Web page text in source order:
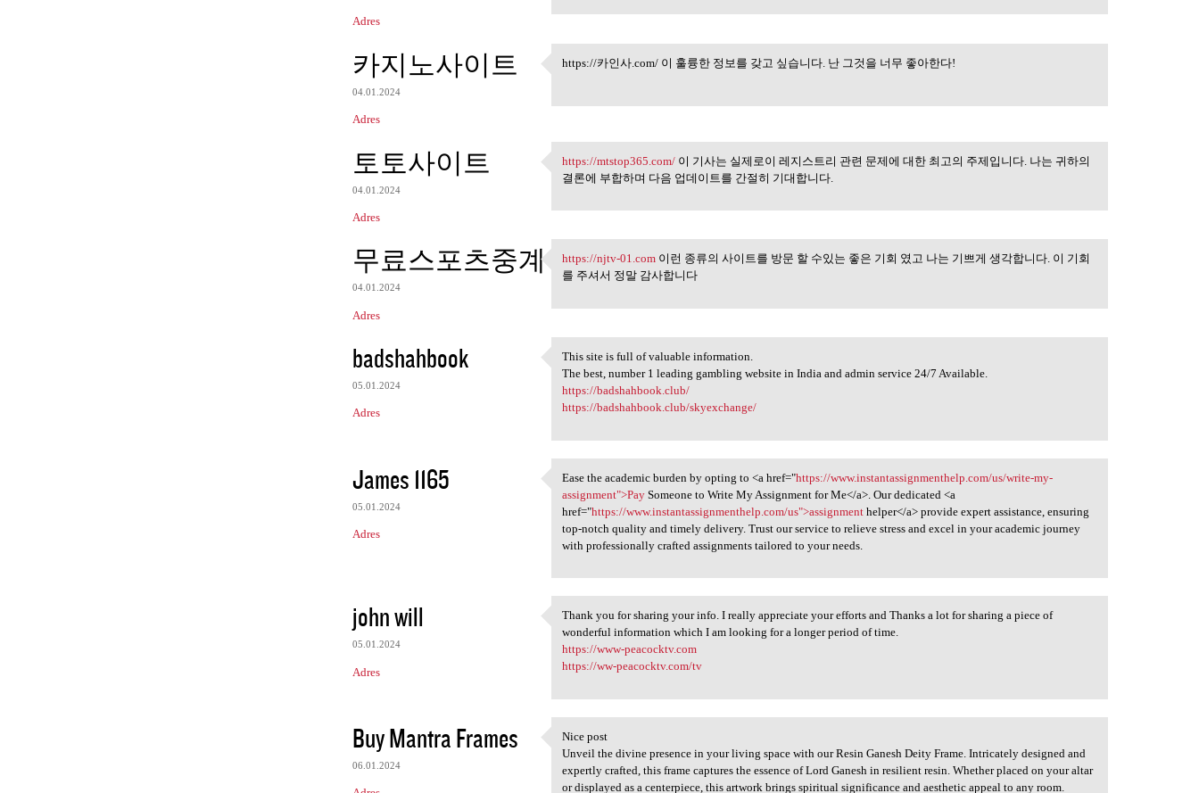
Adres
카지노사이트
04.01.2024
Adres
https://카인사.com/ 이 훌륭한 정보를 갖고
https://카인사.com/ 이 훌륭한 정보를 갖고 싶습니다. 난 그것을 너무 좋아한다!
토토사이트
04.01.2024
Adres
https://mtstop365.com/ 이 기사는
https://mtstop365.com/ 이 기사는 실제로이 레지스트리 관련 문제에 대한 최고의 주제입니다. 나는 귀하의
결론에 부합하며 다음 업데이트를 간절히 기대합니다.
무료스포츠중계
04.01.2024
Adres
https://njtv-01.com 이런 종류의
https://njtv-01.com 이런 종류의 사이트를 방문 할 수있는 좋은 기회 였고 나는 기쁘게 생각합니다. 이 기회
를 주셔서 정말 감사합니다
badshahbook
05.01.2024
Adres
This site is full of valuable
This site is full of valuable information.
The best, number 1 leading gambling website in India and admin service 24/7 Available.
https://badshahbook.club/
https://badshahbook.club/skyexchange/
James 1165
05.01.2024
Adres
Ease the academic burden by
Ease the academic burden by opting to <a href="https://www.instantassignmenthelp.com/us/write-my-
assignment">Pay Someone to Write My Assignment for Me</a>. Our dedicated <a
href="https://www.instantassignmenthelp.com/us">assignment helper</a> provide expert assistance, ensuring
top-notch quality and timely delivery. Trust our service to relieve stress and excel in your academic journey
with professionally crafted assignments tailored to your needs.
john will
05.01.2024
Adres
Thank you for sharing your
Thank you for sharing your info. I really appreciate your efforts and Thanks a lot for sharing a piece of
wonderful information which I am looking for a longer period of time.
https://www-peacocktv.com
https://ww-peacocktv.com/tv
Buy Mantra Frames
06.01.2024
Nice post
Nice post
Unveil the divine presence in your living space with our Resin Ganesh Deity Frame. Intricately designed and
expertly crafted, this frame captures the essence of Lord Ganesh in resilient resin. Whether placed on your altar
or displayed as a centerpiece, this artwork brings spiritual significance and aesthetic appeal to any room.